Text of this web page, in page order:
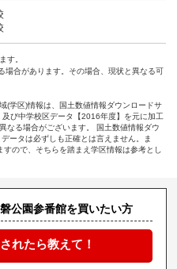
す。
合があります。その場合、現状と異なる可
(学区)情報は、国土数値情報ダウンロードサ
び中学校区データ【2016年度】を元に加工
なる場合がございます。 国土数値情報ダウ
ータは必ずしも正確とは言えません。ま
ので、そちらを踏まえ学区情報は参考とし
公園参番館を買いたい方
れたら教えて！